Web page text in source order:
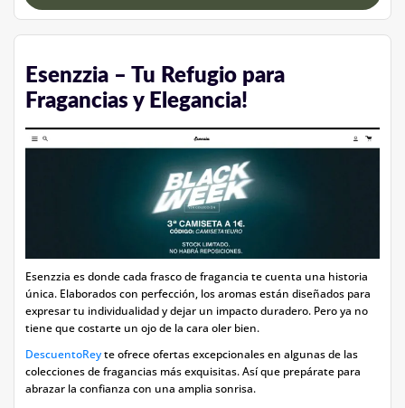
Esenzzia – Tu Refugio para
Fragancias y Elegancia!
Esenzzia es donde cada frasco de fragancia te cuenta una historia
única. Elaborados con perfección, los aromas están diseñados para
expresar tu individualidad y dejar un impacto duradero. Pero ya no
tiene que costarte un ojo de la cara oler bien.
DescuentoReyte ofrece ofertas excepcionales en algunas de las
colecciones de fragancias más exquisitas. Así que prepárate para
abrazar la confianza con una amplia sonrisa.